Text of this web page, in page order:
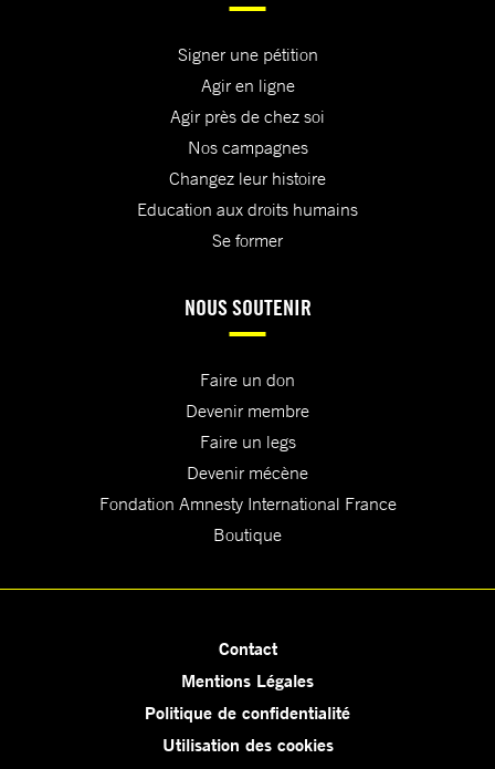
Signer une pétition
Agir en ligne
Agir près de chez soi
Nos campagnes
Changez leur histoire
Education aux droits humains
Se former
NOUS SOUTENIR
Faire un don
Devenir membre
Faire un legs
Devenir mécène
Fondation Amnesty International France
Boutique
Contact
Mentions Légales
Politique de confidentialité
Utilisation des cookies